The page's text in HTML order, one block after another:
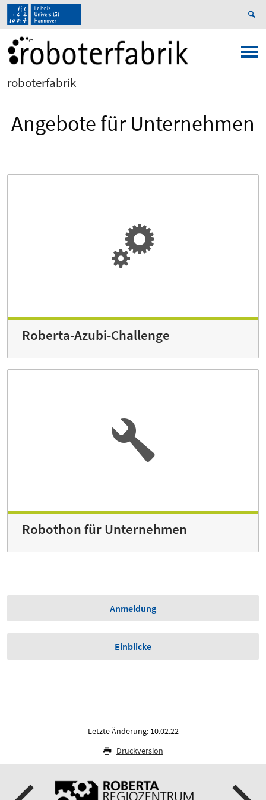
roboterfabrik
Angebote für Unternehmen
Roberta-Azubi-Challenge
Robothon für Unternehmen
Anmeldung
Einblicke
Letzte Änderung: 10.02.22
Druckversion